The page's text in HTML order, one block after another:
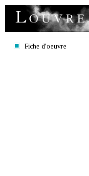
Fiche d'oeuvre